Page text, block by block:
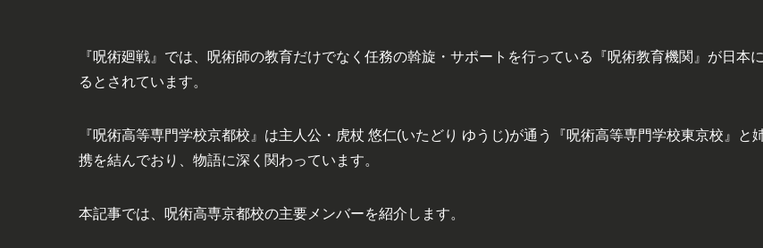
『呪術廻戦』では、呪術師の教育だけでなく任務の斡旋・サポートを行っている『呪術教育機関』が日本
るとされています。
『呪術高等専門学校京都校』は主人公・虎杖 悠仁(いたどり ゆうじ)が通う『呪術高等専門学校東京校』と
携を結んでおり、物語に深く関わっています。
本記事では、呪術高専京都校の主要メンバーを紹介します。